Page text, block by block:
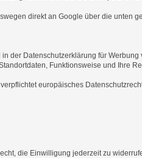
direkt an Google über die unten
in der Datenschutzerklärung für
Funktionsweise und Ihre
europäisches
die Einwilligung jederzeit zu